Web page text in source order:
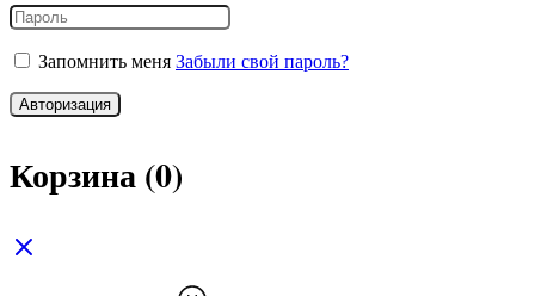
Запомнить меня Забыли свой пароль?
Авторизация
Корзина(0)